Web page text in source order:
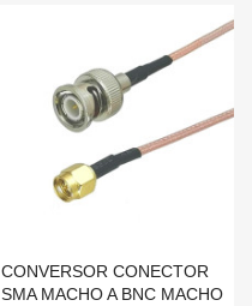
CONVERSOR CONECTOR
SMA MACHO A BNC MACHO